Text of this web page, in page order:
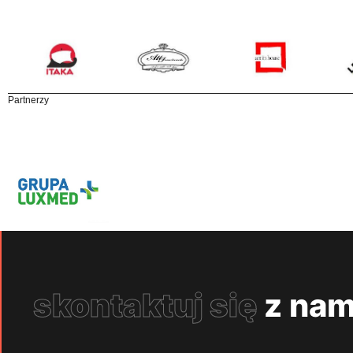
Partnerzy
skontaktuj się z